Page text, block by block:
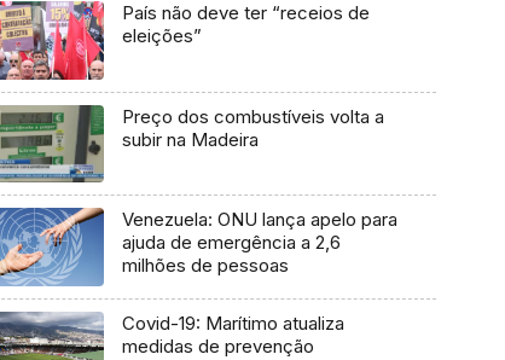
País não deve ter “receios de
eleições”
Preço dos combustíveis volta a
subir na Madeira
Venezuela: ONU lança apelo para
ajuda de emergência a 2,6
milhões de pessoas
Covid-19: Marítimo atualiza
medidas de prevenção